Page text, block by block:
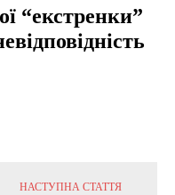
“екстренки”
НАСТУПНА СТАТТЯ